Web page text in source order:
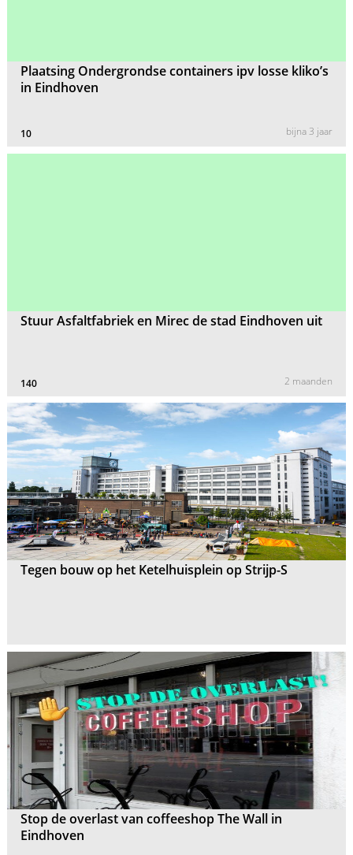
Plaatsing Ondergrondse containers ipv losse kliko’s
in Eindhoven
10 bijna 3 jaar
Stuur Asfaltfabriek en Mirec de stad Eindhoven uit
140 2 maanden
Tegen bouw op het Ketelhuisplein op Strijp-S
Stop de overlast van coffeeshop The Wall in
Eindhoven